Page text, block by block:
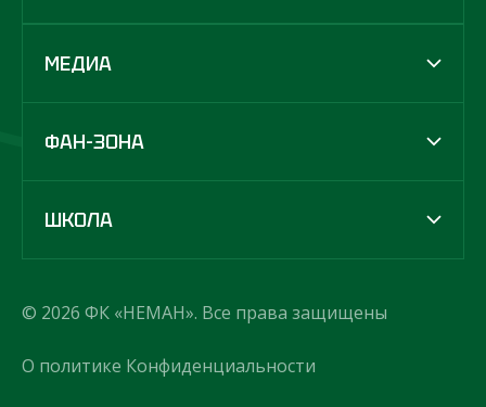
МЕДИА
ФАН-ЗОНА
ШКОЛА
© 2026 ФК «НЕМАН». Все права защищены
О политике Конфиденциальности